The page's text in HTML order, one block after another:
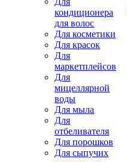
кондиционера
для волос
Для косметики
Для красок
Для
маркетплейсов
Для
мицеллярной
воды
Для мыла
Для
отбеливателя
Для порошков
Для сыпучих